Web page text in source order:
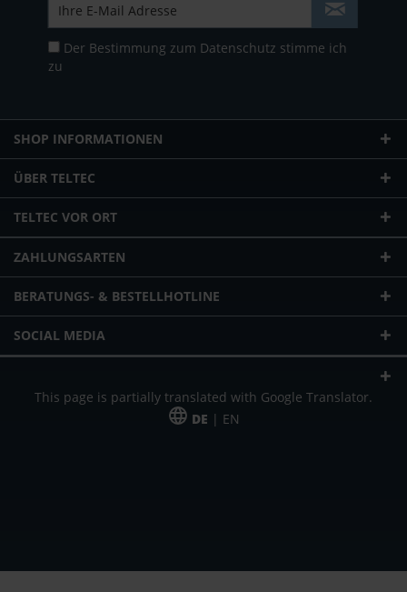
Der Bestimmung zum Datenschutz stimme ich
zu
SHOP INFORMATIONEN
ÜBER TELTEC
TELTEC VOR ORT
ZAHLUNGSARTEN
BERATUNGS- & BESTELLHOTLINE
SOCIAL MEDIA
This page is partially translated with Google Translator.
DE | EN